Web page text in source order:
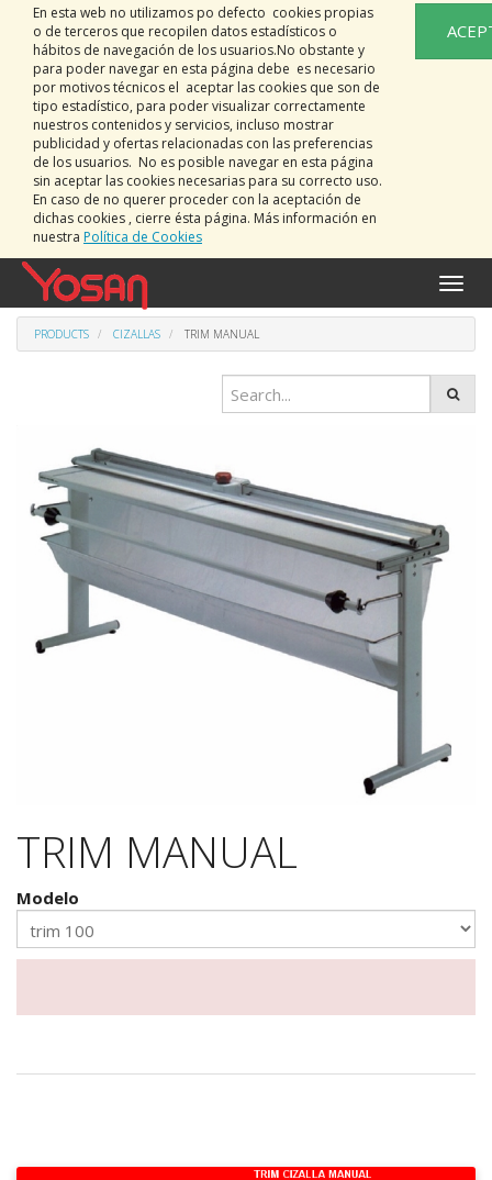
En esta web no utilizamos po defecto cookies propias
o de terceros que recopilen datos estadísticos o
hábitos de navegación de los usuarios.No obstante y
para poder navegar en esta página debe es necesario
por motivos técnicos el aceptar las cookies que son de
tipo estadístico, para poder visualizar correctamente
nuestros contenidos y servicios, incluso mostrar
publicidad y ofertas relacionadas con las preferencias
de los usuarios. No es posible navegar en esta página
sin aceptar las cookies necesarias para su correcto uso.
En caso de no querer proceder con la aceptación de
dichas cookies , cierre ésta página. Más información en
nuestra Política de Cookies
Toggle
PRODUCTS CIZALLAS TRIM MANUAL
TRIM MANUAL
Modelo